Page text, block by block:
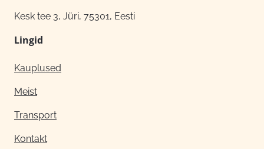
Kesk tee 3, Jüri, 75301, Eesti
Lingid
Kauplused
Meist
Transport
Kontakt